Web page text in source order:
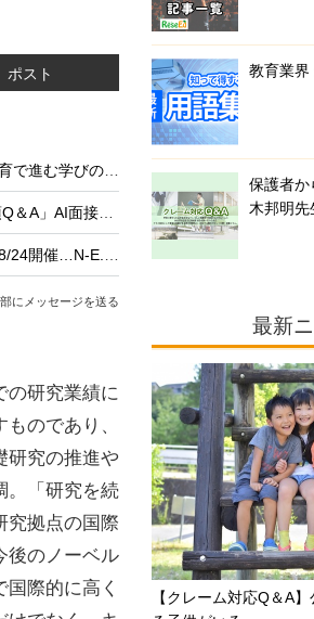
ポスト
高校教育はここまで変わる、遠隔教育で進む学びのアップデート
【大学受験2027】文科省「実施要項Q＆A」AI面接不可など面接ルール明確化
文科省、高校教育改革のキックオフ8/24開催…N-E.X.T.始動
にメッセージを送る
の研究業績に
のであり、
研究の推進や
。「研究を続
究拠点の国際
後のノーベル
際的に高く
教育業界
保護者か
木邦明先
最新
【クレーム対応Q＆A